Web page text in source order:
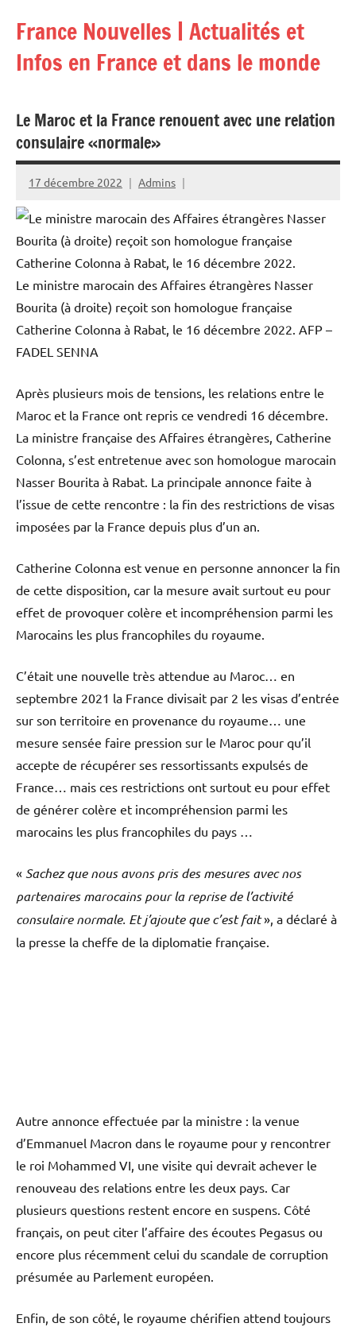
contenu
France Nouvelles | Actualités et
Infos en France et dans le monde
Le Maroc et la France renouent avec une relation
consulaire «normale»
17 décembre 2022 Admins
Le ministre marocain des Affaires étrangères Nasser
Bourita (à droite) reçoit son homologue française
Catherine Colonna à Rabat, le 16 décembre 2022. AFP –
FADEL SENNA
Après plusieurs mois de tensions, les relations entre le
Maroc et la France ont repris ce vendredi 16 décembre.
La ministre française des Affaires étrangères, Catherine
Colonna, s’est entretenue avec son homologue marocain
Nasser Bourita à Rabat. La principale annonce faite à
l’issue de cette rencontre : la fin des restrictions de visas
imposées par la France depuis plus d’un an.
Catherine Colonna est venue en personne annoncer la fin
de cette disposition, car la mesure avait surtout eu pour
effet de provoquer colère et incompréhension parmi les
Marocains les plus francophiles du royaume.
C’était une nouvelle très attendue au Maroc… en
septembre 2021 la France divisait par 2 les visas d’entrée
sur son territoire en provenance du royaume… une
mesure sensée faire pression sur le Maroc pour qu’il
accepte de récupérer ses ressortissants expulsés de
France… mais ces restrictions ont surtout eu pour effet
de générer colère et incompréhension parmi les
marocains les plus francophiles du pays …
« Sachez que nous avons pris des mesures avec nos
partenaires marocains pour la reprise de l’activité
consulaire normale. Et j’ajoute que c’est fait», a déclaré à
la presse la cheffe de la diplomatie française.
Autre annonce effectuée par la ministre : la venue
d’Emmanuel Macron dans le royaume pour y rencontrer
le roi Mohammed VI, une visite qui devrait achever le
renouveau des relations entre les deux pays. Car
plusieurs questions restent encore en suspens. Côté
français, on peut citer l’affaire des écoutes Pegasus ou
encore plus récemment celui du scandale de corruption
présumée au Parlement européen.
Enfin, de son côté, le royaume chérifien attend toujours